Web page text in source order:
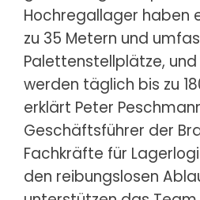
Hochregallager haben
zu 35 Metern und
Palettenstellplätze,
werden täglich bis zu
erklärt Peter
Geschäftsführer der
Fachkräfte für
den reibungslosen